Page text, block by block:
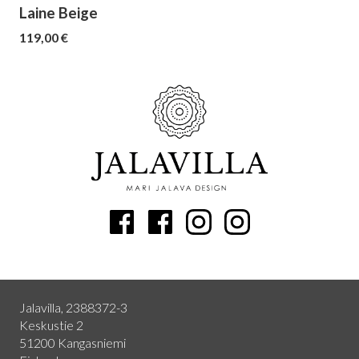
Laine Beige
119,00 €
Jalavilla, 2388372-3
Keskustie 2
51200 Kangasniemi